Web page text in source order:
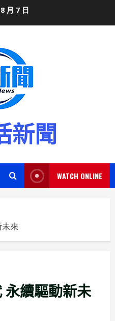
月 7 日
新聞
WATCH ONLINE
來
續驅動新未